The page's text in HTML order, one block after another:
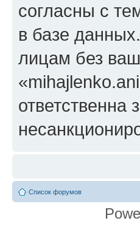
согласны с
в базе
лицам без
ответственна
Список форумов